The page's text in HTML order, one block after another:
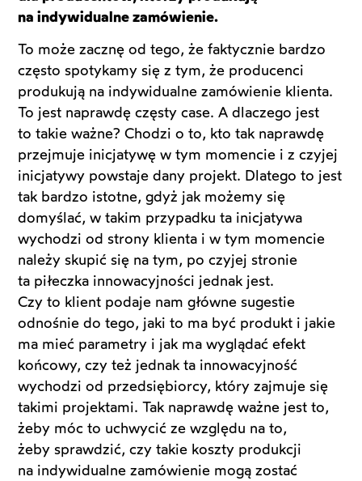
na indywidualne zamówienie.
To może zacznę od tego, że faktycznie bardzo
często spotykamy się z tym, że producenci
produkują na indywidualne zamówienie klienta.
To jest naprawdę częsty case. A dlaczego jest
to takie ważne? Chodzi o to, kto tak naprawdę
przejmuje inicjatywę w tym momencie i z czyjej
inicjatywy powstaje dany projekt. Dlatego to jest
tak bardzo istotne, gdyż jak możemy się
domyślać, w takim przypadku ta inicjatywa
wychodzi od strony klienta i w tym momencie
należy skupić się na tym, po czyjej stronie
ta piłeczka innowacyjności jednak jest.
Czy to klient podaje nam główne sugestie
odnośnie do tego, jaki to ma być produkt i jakie
ma mieć parametry i jak ma wyglądać efekt
końcowy, czy też jednak ta innowacyjność
wychodzi od przedsiębiorcy, który zajmuje się
takimi projektami. Tak naprawdę ważne jest to,
żeby móc to uchwycić ze względu na to,
żeby sprawdzić, czy takie koszty produkcji
na indywidualne zamówienie mogą zostać